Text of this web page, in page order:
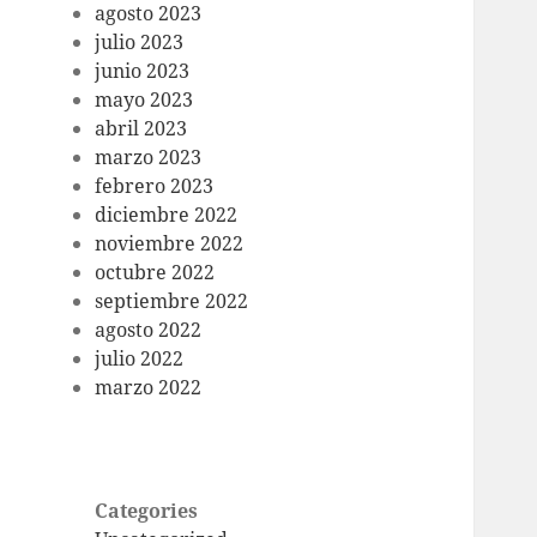
agosto 2023
julio 2023
junio 2023
mayo 2023
abril 2023
marzo 2023
febrero 2023
diciembre 2022
noviembre 2022
octubre 2022
septiembre 2022
agosto 2022
julio 2022
marzo 2022
Categories